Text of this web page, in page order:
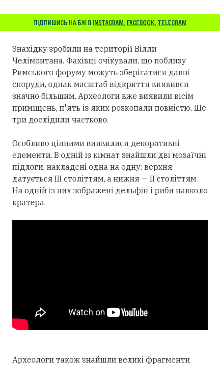
ПІДПИШИСЬ НА БЖ В INSTAGRAM, FACEBOOK, TELEGRAM
Знахідку зробили на території Вілли
Челімонтана. Фахівці очікували, що поблизу
Римського форуму можуть зберігатися давні
споруди, однак масштаб відкриття виявився
значно більшим. Археологи вже виявили вісім
приміщень, п'ять із яких розкопали повністю. Ще
три дослідили частково.
Особливо цінними виявилися декоративні
елементи. В одній із кімнат знайшли дві мозаїчні
підлоги, накладені одна на одну: верхня
датується III століттям, а нижня — II століттям.
На одній із них зображені дельфін і риби навколо
кратера.
Археологи також знайшли великі фрагменти